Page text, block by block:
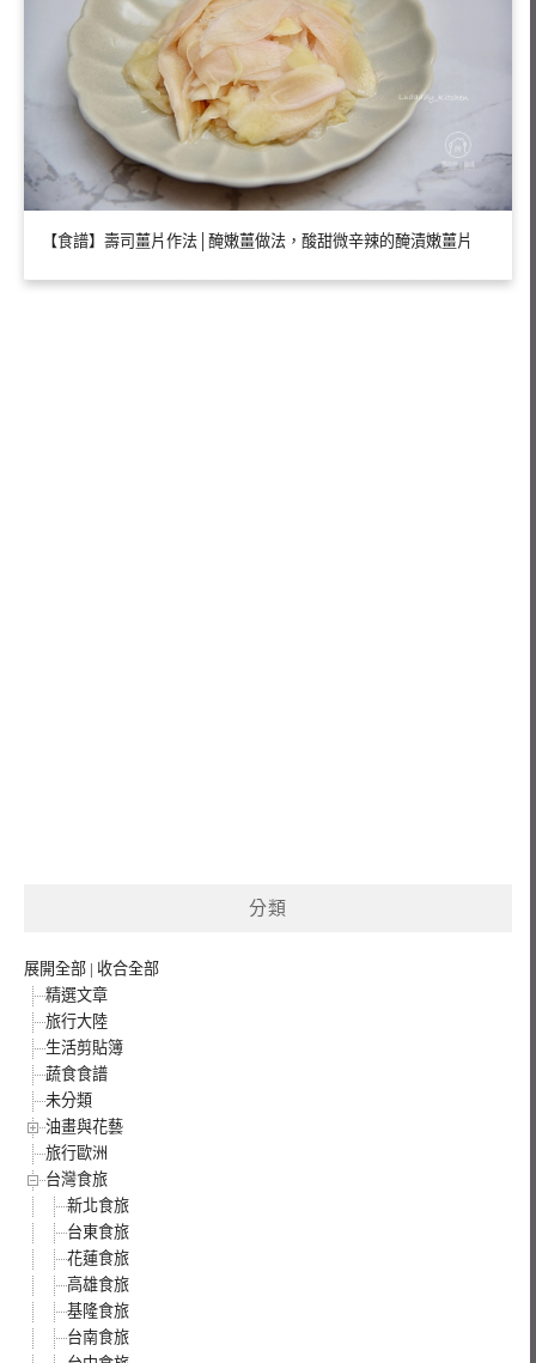
【食譜】壽司薑片作法│醃嫩薑做法，酸甜微辛辣的醃漬嫩薑片
分類
展開全部 | 收合全部
精選文章
旅行大陸
生活剪貼簿
蔬食食譜
未分類
油畫與花藝
旅行歐洲
台灣食旅
新北食旅
台東食旅
花蓮食旅
高雄食旅
基隆食旅
台南食旅